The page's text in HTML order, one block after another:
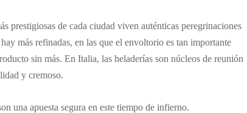
prestigiosas de cada ciudad viven auténticas peregrinaciones
más refinadas, en las que el envoltorio es tan importante
sin más. En Italia, las heladerías son núcleos de reunión
y cremoso.
una apuesta segura en este tiempo de infierno.